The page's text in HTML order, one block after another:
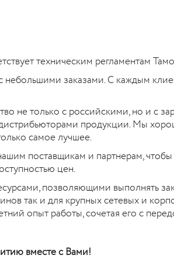
техническим регламентам
небольшими заказами. С каждым
не только с российскими, но и с
продукции. Мы
самое лучшее.
поставщикам и партнерам, чтобы
цен.
позволяющими выполнять
так и для крупных сетевых и
опыт работы, сочетая его с
вместе с Вами!